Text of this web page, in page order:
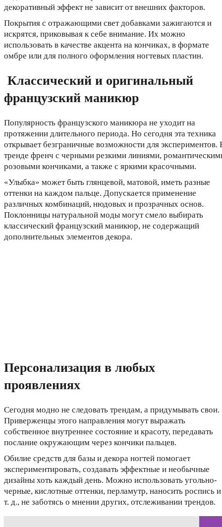
декоративный эффект не зависит от внешних факторов.
Покрытия с отражающими свет добавками зажигаются и
искрятся, приковывая к себе внимание. Их можно
использовать в качестве акцента на кончиках, в формате
омбре или для полного оформления ногтевых пластин.
Классический и оригинальный
французский маникюр
Популярность французского маникюра не уходит на
протяжении длительного периода. Но сегодня эта техника
открывает безграничные возможности для экспериментов.
тренде френч с черными резкими линиями,
розовыми кончиками, а также с яркими красочными.
«Улыбка» может быть глянцевой, матовой, иметь разные
оттенки на каждом пальце. Допускается применение
различных комбинаций, нюдовых и прозрачных основ.
Поклонницы натуральной моды могут смело выбирать
классический французский маникюр, не содержащий
дополнительных элементов декора.
Персонализация в любых
проявлениях
Сегодня модно не следовать трендам, а придумывать свои.
Приверженцы этого направления могут выражать
собственное внутреннее состояние и красоту, передавать
послание окружающим через кончики пальцев.
Обилие средств для базы и декора ногтей помогает
экспериментировать, создавать эффектные и необычные
дизайны хоть каждый день. Можно использовать угольно-
черные, кислотные оттенки, перламутр, наносить роспись и
т. д., не заботясь о мнении других, отслеживании трендов.